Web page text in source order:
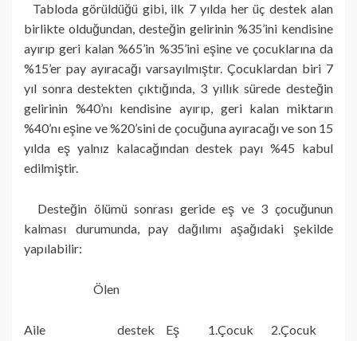
Tabloda görüldüğü gibi, ilk 7 yılda her üç destek alan
birlikte olduğundan, desteğin gelirinin %35’ini kendisine
ayırıp geri kalan %65’in %35’ini eşine ve çocuklarına da
%15’er pay ayıracağı varsayılmıştır. Çocuklardan biri 7
yıl sonra destekten çıktığında, 3 yıllık sürede desteğin
gelirinin %40’nı kendisine ayırıp, geri kalan miktarın
%40’nı eşine ve %20’sini de çocuğuna ayıracağı ve son 15
yılda eş yalnız kalacağından destek payı %45 kabul
edilmiştir.
Desteğin ölümü sonrası geride eş ve 3 çocuğunun
kalması durumunda, pay dağılımı aşağıdaki şekilde
yapılabilir:
Ölen
Aile destek Eş 1.Çocuk 2.Çocuk